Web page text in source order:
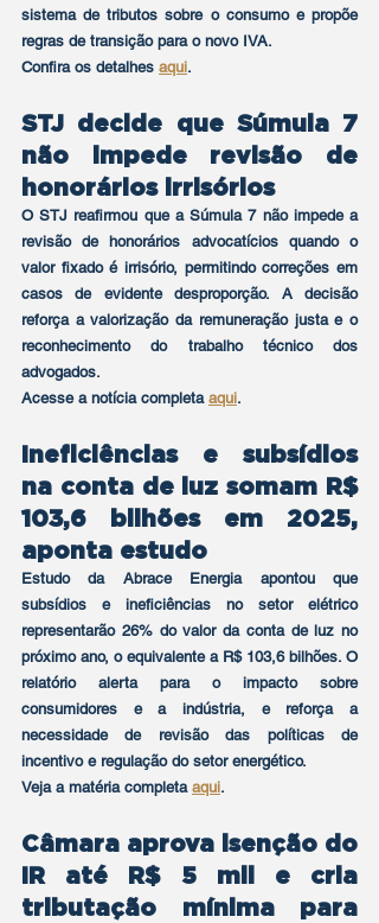
sistema de tributos sobre o consumo e propõe
regras de transição para o novo IVA.
Confira os detalhes aqui.
STJ decide que Súmula 7
não impede revisão de
honorários irrisórios
O STJ reafirmou que a Súmula 7 não impede a
revisão de honorários advocatícios quando o
valor fixado é irrisório, permitindo correções em
casos de evidente desproporção. A decisão
reforça a valorização da remuneração justa e o
reconhecimento do trabalho técnico dos
advogados.
Acesse a notícia completa aqui.
Ineficiências e subsídios
na conta de luz somam R$
103,6 bilhões em 2025,
aponta estudo
Estudo da Abrace Energia apontou que
subsídios e ineficiências no setor elétrico
representarão 26% do valor da conta de luz no
próximo ano, o equivalente a R$ 103,6 bilhões. O
relatório alerta para o impacto sobre
consumidores e a indústria, e reforça a
necessidade de revisão das políticas de
incentivo e regulação do setor energético.
Veja a matéria completa aqui.
Câmara aprova isenção do
IR até R$ 5 mil e cria
tributação mínima para